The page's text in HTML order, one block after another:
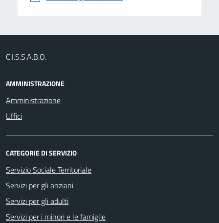
C.I.S.S.A.B.O.
AMMINISTRAZIONE
Amministrazione
Uffici
CATEGORIE DI SERVIZIO
Servizio Sociale Territoriale
Servizi per gli anziani
Servizi per gli adulti
Servizi per i minori e le famiglie